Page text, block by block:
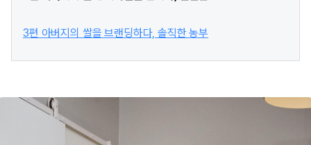
3편 아버지의 쌀을 브랜딩하다, 솔직한 농부